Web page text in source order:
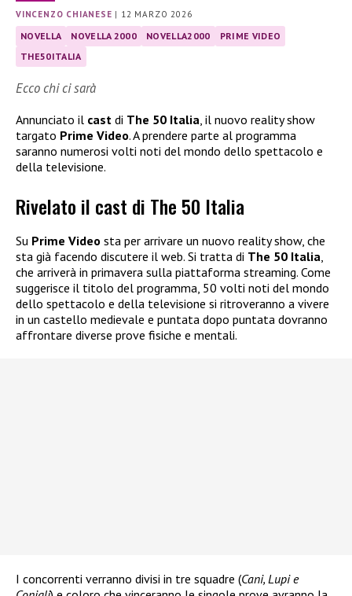
VINCENZO CHIANESE | 12 MARZO 2026
NOVELLA NOVELLA 2000 NOVELLA2000
PRIME VIDEO
THE50ITALIA
Ecco chi ci sarà
Annunciato il cast di The 50 Italia , il nuovo reality show
targato Prime Video. A prendere parte al programma
saranno numerosi volti noti del mondo dello spettacolo e
della televisione.
Rivelato il cast di The 50 Italia
Su Prime Video sta per arrivare un nuovo reality show, che
sta già facendo discutere il web. Si tratta di The 50 Italia,
che arriverà in primavera sulla piattaforma streaming. Come
suggerisce il titolo del programma, 50 volti noti del mondo
dello spettacolo e della televisione si ritroveranno a vivere
in un castello medievale e puntata dopo puntata dovranno
affrontare diverse prove fisiche e mentali.
I concorrenti verranno divisi in tre squadre (Cani, Lupi e